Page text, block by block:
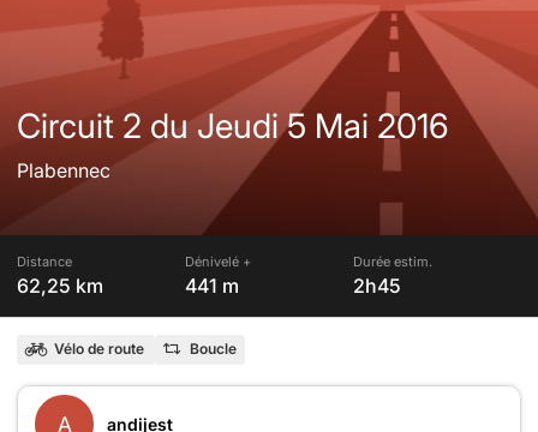
Circuit 2 du Jeudi 5 Mai 2016
Plabennec
Distance
62,25 km
Dénivelé +
441 m
Durée estim.
2h45
Vélo de route Boucle
A andijest